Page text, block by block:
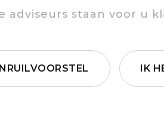
adviseurs staan voor u
IK